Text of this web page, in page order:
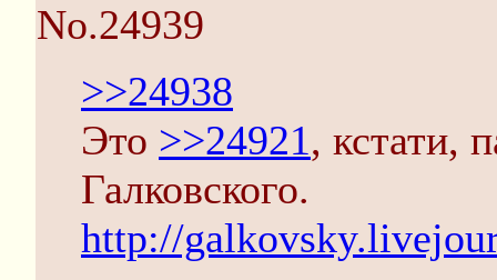
No.24939
>>24938
Это >>24921, кстати,
Галковского.
http://